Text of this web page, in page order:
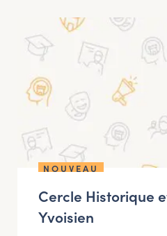
NOUVEAU
Cercle Historique
Yvoisien